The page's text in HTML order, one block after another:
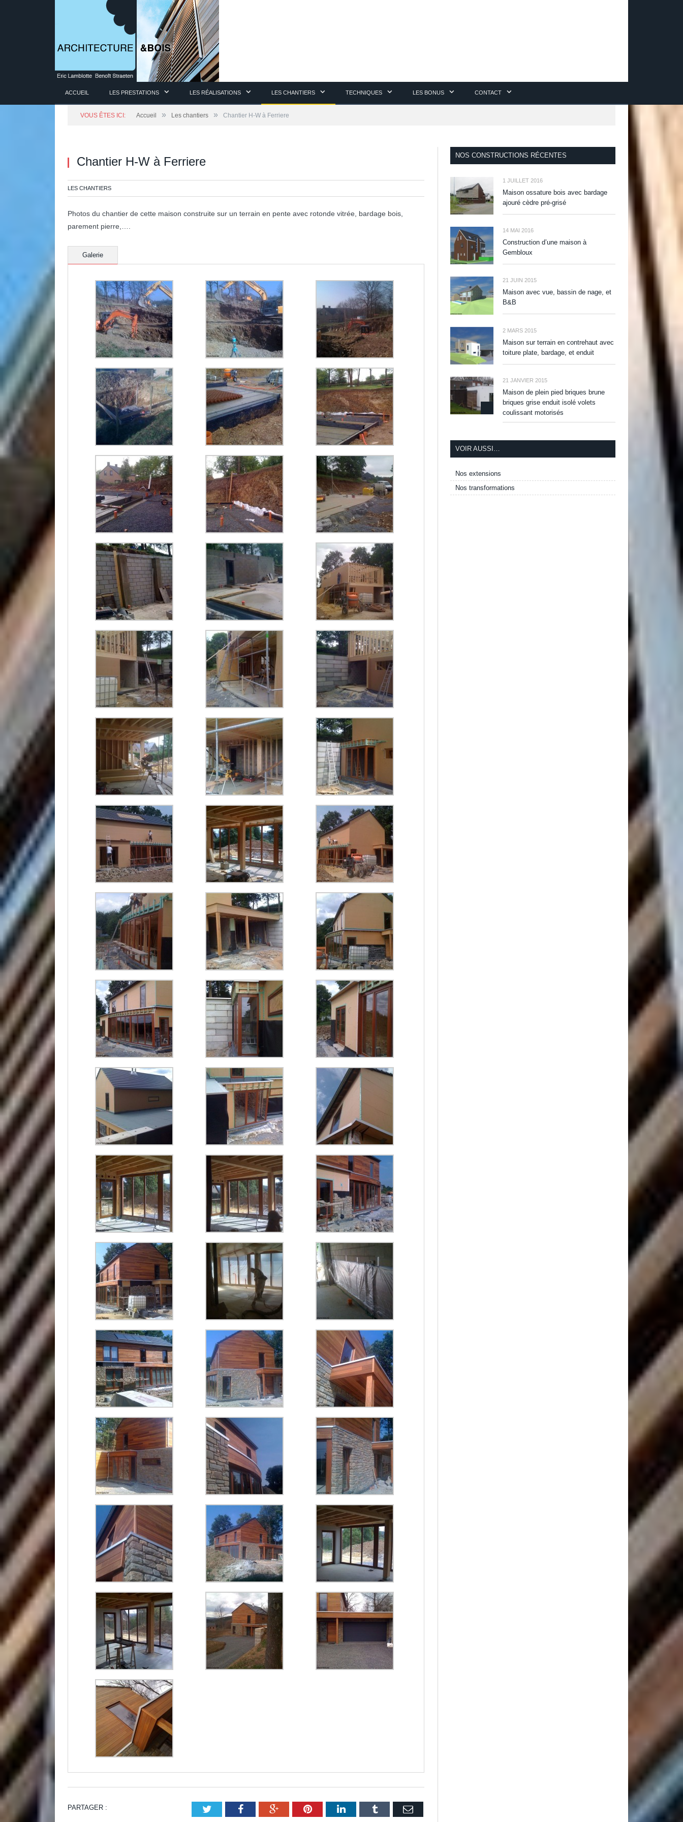
ACCUEIL LES PRESTATIONS LES RÉALISATIONS LES CHANTIERS TECHNIQUES LES BONUS CONTACT
VOUS ÊTES ICI: Accueil » Les chantiers » Chantier H-W à Ferriere
Chantier H-W à Ferriere
LES CHANTIERS
Photos du chantier de cette maison construite sur un terrain en pente avec rotonde vitrée, bardage bois,
parement pierre,….
Galerie
PARTAGER : Twitter FacebookGoogle+PinterestLinkedInTumblr Email
NOS CONSTRUCTIONS RÉCENTES
1 JUILLET 2016
Maison ossature bois avec bardage
ajouré cèdre pré-grisé
14 MAI 2016
Construction d’une maison à
Gembloux
21 JUIN 2015
Maison avec vue, bassin de nage, et
B&B
2 MARS 2015
Maison sur terrain en contrehaut avec
toiture plate, bardage, et enduit
21 JANVIER 2015
Maison de plein pied briques brune
briques grise enduit isolé volets
coulissant motorisés
VOIR AUSSI…
Nos extensions
Nos transformations